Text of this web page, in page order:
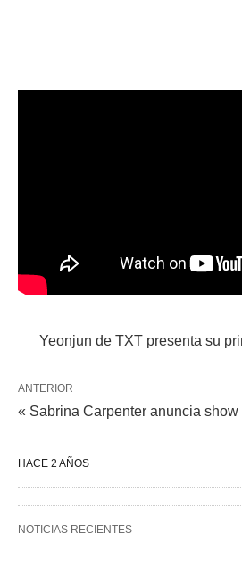
Yeonjun de TXT presenta su
ANTERIOR
« Sabrina Carpenter anuncia
HACE 2 AÑOS
NOTICIAS RECIENTES